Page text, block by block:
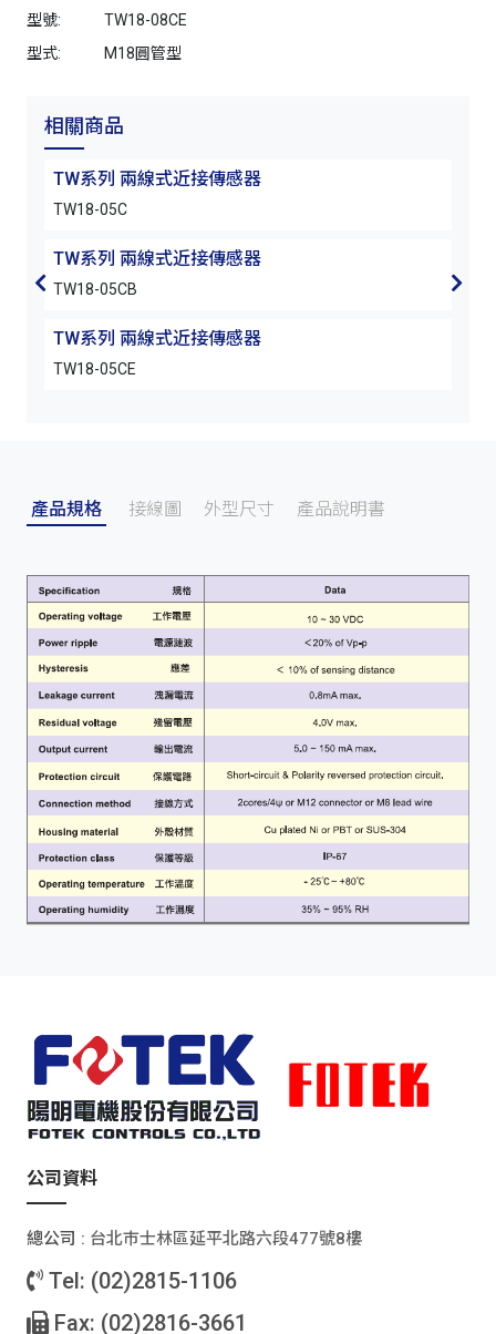
型號:
TW18-08CE
型式:
M18圓管型
相關商品
TW系列 兩線式近接傳感器
TW18-05C
TW系列 兩線式近接傳感器
TW18-05CB
TW系列 兩線式近接傳感器
TW18-05CE
產品規格 接線圖 外型尺寸 產品說明書
公司資料
總公司 : 台北巿士林區延平北路六段477號8樓
Tel: (02)2815-1106
Fax: (02)2816-3661